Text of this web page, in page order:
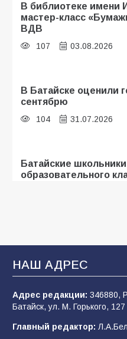
В библиотеке имени
мастер-класс
ВДВ
107 03.08.2026
В Батайске оценили
сентябрю
104 31.07.2026
Батайские
образовательного
деле происходит в
2026 года
97 03.08.2026
НАШ АДРЕС
Адрес редакции: 346880,
Батайск, ул. М. Горького, 127
Главный редактор: